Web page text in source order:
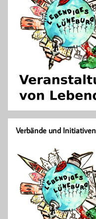
Verbände und Initiativen